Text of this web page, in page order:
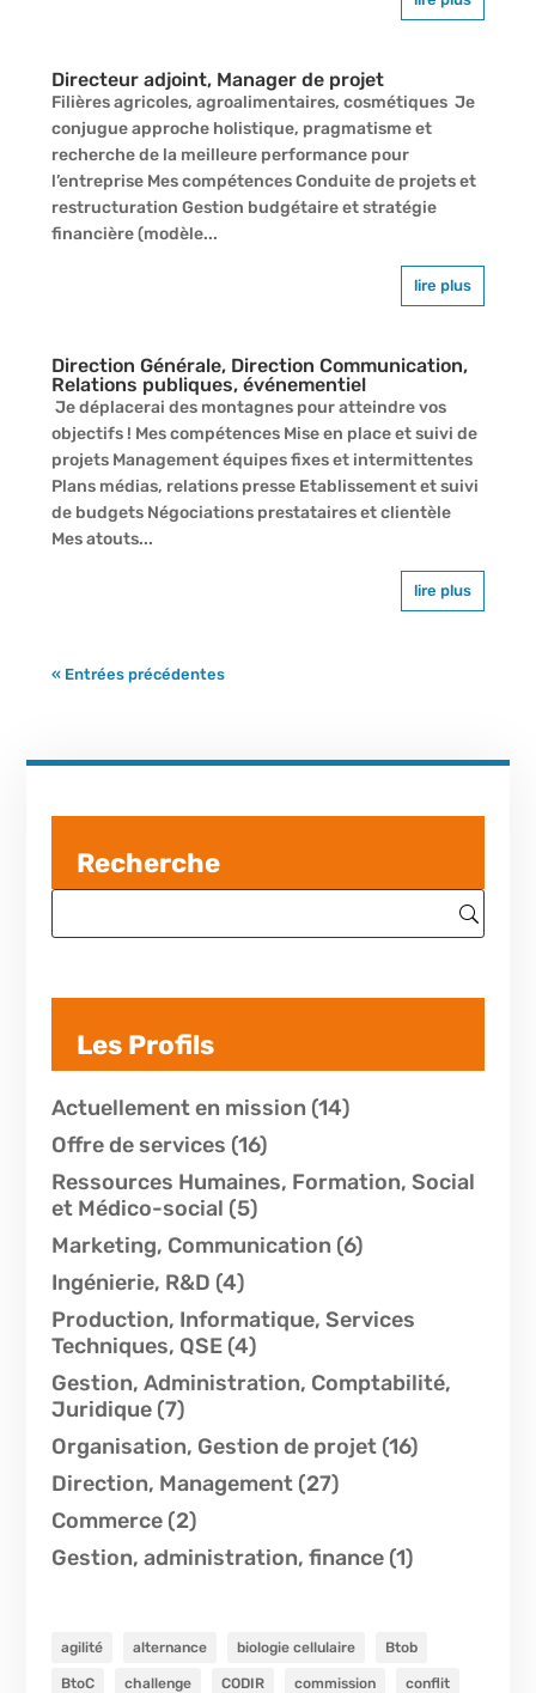
Directeur adjoint, Manager de projet
Filières agricoles, agroalimentaires, cosmétiques Je
conjugue approche holistique, pragmatisme et
recherche de la meilleure performance pour
l’entreprise Mes compétences Conduite de projets et
restructuration Gestion budgétaire et stratégie
financière (modèle...
lire plus
Direction Générale, Direction Communication,
Relations publiques, événementiel
Je déplacerai des montagnes pour atteindre vos
objectifs ! Mes compétences Mise en place et suivi de
projets Management équipes fixes et intermittentes
Plans médias, relations presse Etablissement et suivi
de budgets Négociations prestataires et clientèle
Mes atouts...
lire plus
« Entrées précédentes
Recherche
Les Profils
Actuellement en mission (14)
Offre de services (16)
Ressources Humaines, Formation, Social
et Médico-social (5)
Marketing, Communication (6)
Ingénierie, R&D (4)
Production, Informatique, Services
Techniques, QSE(4)
Gestion, Administration, Comptabilité,
Juridique(7)
Organisation, Gestion de projet(16)
Direction, Management(27)
Commerce(2)
Gestion, administration, finance(1)
agilité alternance biologie cellulaire Btob
BtoC challenge CODIR commission conflit